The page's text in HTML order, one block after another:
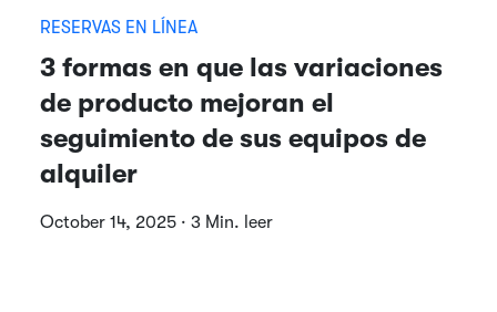
RESERVAS EN LÍNEA
3 formas en que las variaciones
de producto mejoran el
seguimiento de sus equipos de
alquiler
October 14, 2025 · 3 Min. leer